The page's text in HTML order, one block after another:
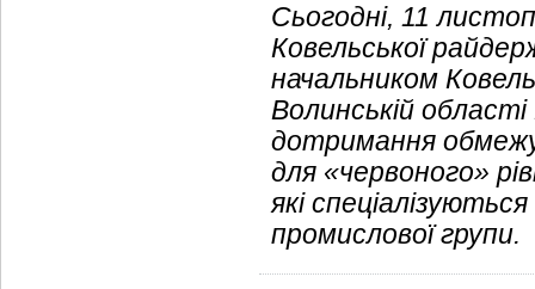
Сьогодні, 11
Ковельської
начальником
Волинській
дотримання
для «червоного»
які
промислової групи.